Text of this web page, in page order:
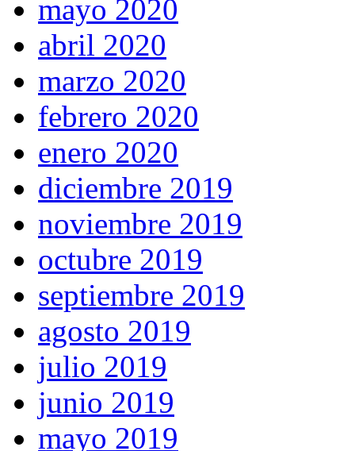
mayo 2020
abril 2020
marzo 2020
febrero 2020
enero 2020
diciembre 2019
noviembre 2019
octubre 2019
septiembre 2019
agosto 2019
julio 2019
junio 2019
mayo 2019